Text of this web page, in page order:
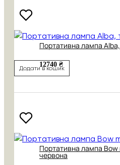
Портативна лампа
12740 ₴
Додати в кошик
Портативна лампа Bow
червона